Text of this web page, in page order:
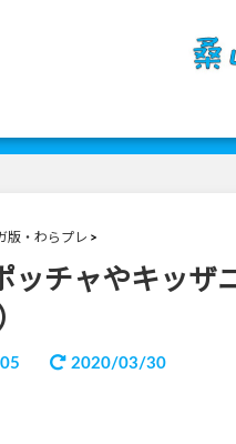
版・わらプレ
ッチャやキッザ
2020/03/30